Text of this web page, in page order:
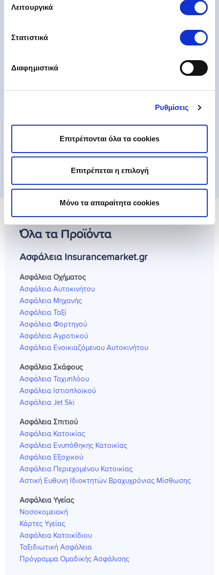
Λειτουργικά
Στατιστικά
Διαφημιστικά
Ρυθμίσεις
Επιτρέπονται όλα τα cookies
Επιτρέπεται η επιλογή
Μόνο τα απαραίτητα cookies
προκαθορισμένη τιμή
Τι γίνεται αν κάποια πληρωμή δεν
Μπορώ να ακυρώσω το πρόγραμμα
ασφάλισης;
Όλα τα Προϊόντα
Ασφάλεια Insurancemarket.gr
Ασφάλεια Οχήματος
Ασφάλεια Αυτοκινήτου
Ασφάλεια Μηχανής
Ασφάλεια Ταξί
Ασφάλεια Φορτηγού
Ασφάλεια Αγροτικού
Ασφάλεια Ενοικιαζόμενου Αυτοκινήτου
Ασφάλεια Σκάφους
Ασφάλεια Ταχυπλόου
Ασφάλεια Ιστιοπλοϊκού
Ασφάλεια Jet Ski
Ασφάλεια Σπιτιού
Ασφάλεια Κατοικίας
Ασφάλεια Ενυπόθηκης Κατοικίας
Ασφάλεια Εξοχικού
Ασφάλεια Περιεχομένου Κατοικίας
Αστική Ευθυνη Ιδιοκτητών Βραχυχρόνιας Μίσθωσης
Ασφάλεια Υγείας
Νοσοκομειακή
Κάρτες Υγείας
Ασφάλεια Κατοικίδιου
Ταξιδιωτική Ασφάλεια
Πρόγραμμα Ομαδικής Ασφάλισης